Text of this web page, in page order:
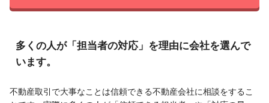
多くの人が「担当者の対応」を理由に会社を選んで
います。
不動産取引で大事なことは信頼できる不動産会社に相談をするこ